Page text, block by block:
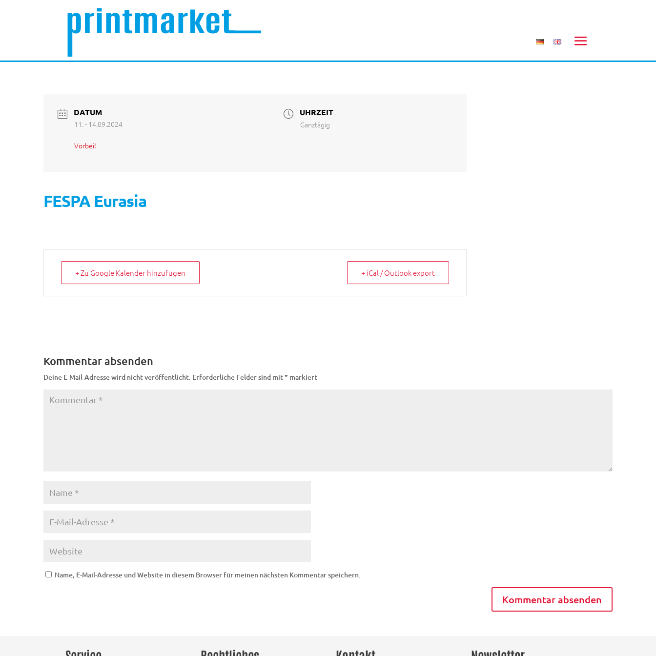
DATUM
11. - 14.09.2024
Vorbei!
UHRZEIT
Ganztägig
FESPA Eurasia
+ Zu Google Kalender hinzufügen + iCal / Outlook export
Kommentar absenden
Deine E-Mail-Adresse wird nicht veröffentlicht. Erforderliche Felder sind mit* markiert
Name, E-Mail-Adresse und Website in diesem Browser für meinen nächsten Kommentar speichern.